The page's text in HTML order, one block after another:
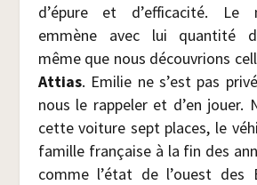
d’épure et d’efficacité. Le
emmène avec lui quan­ti­té
même que nous décou­vrions
Attias. Emi­lie ne s’est pas
nous le rap­pe­ler et d’en jouer.
cette voi­ture sept places, le
famille fran­çaise à la fin des
comme l’état de l’ouest des